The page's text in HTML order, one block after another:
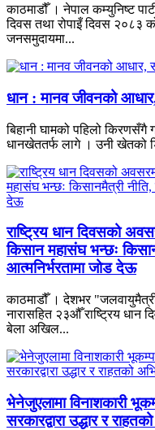
काठमाडौँ । नेपाल कम्युनिष्ट
दिवस तथा रोपाइँ दिवस २०८३
जनसमुदायमा...
धान : मानव जीवनको
बिहानी घामको पहिलो
धानखेततर्फ लागे । उनी खेतको
राष्ट्रिय धान दिवसको
किसान महासंघ भन्छः
आत्मनिर्भरतामा जोड देऊ
काठमाडौँ । देशभर "जलवायुमैत्री
नारासहित २३औँ राष्ट्रिय धान
बेला अखिल...
भेनेजुएलामा विनाशकारी
सरकारद्वारा उद्धार र